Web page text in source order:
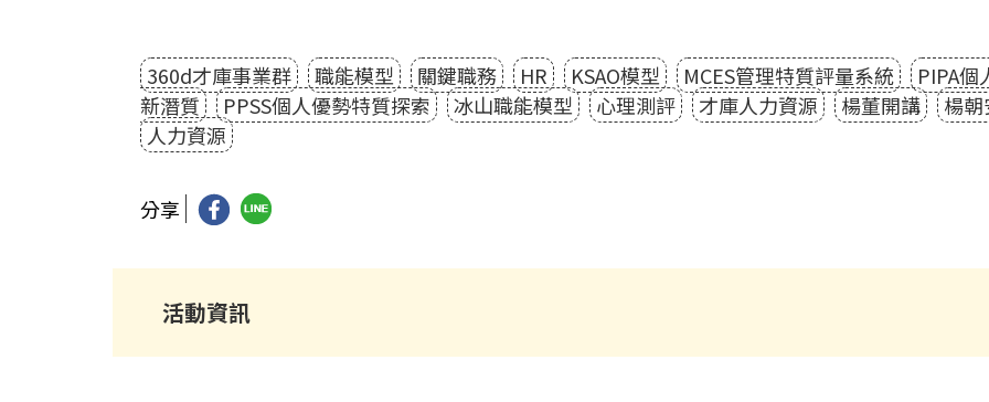
360d才庫事業群 職能模型 關鍵職務 HR KSAO模型 MCES管理特質評量系統
PIPA個
新潛質
PPSS個人優勢特質探索 冰山職能模型 心理測評 才庫人力資源 楊董開講
楊朝
人力資源
分享
活動資訊